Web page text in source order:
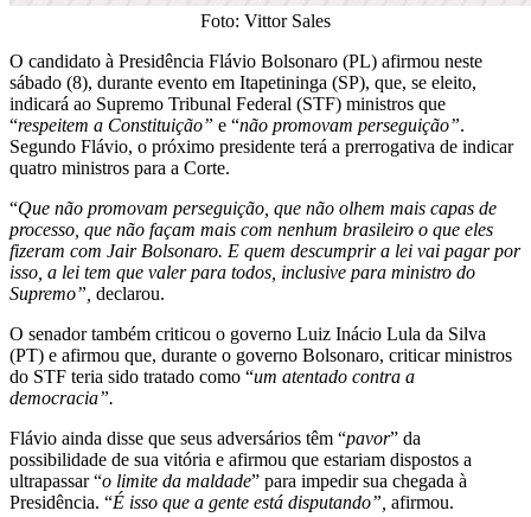
Foto: Vittor Sales
O candidato à Presidência Flávio Bolsonaro (PL) afirmou neste
sábado (8), durante evento em Itapetininga (SP), que, se eleito,
indicará ao Supremo Tribunal Federal (STF) ministros que
“respeitem a Constituição” e “não promovam perseguição”.
Segundo Flávio, o próximo presidente terá a prerrogativa de indicar
quatro ministros para a Corte.
“Que não promovam perseguição, que não olhem mais capas de
processo, que não façam mais com nenhum brasileiro o que eles
fizeram com Jair Bolsonaro. E quem descumprir a lei vai pagar por
isso, a lei tem que valer para todos, inclusive para ministro do
Supremo”, declarou.
O senador também criticou o governo Luiz Inácio Lula da Silva
(PT) e afirmou que, durante o governo Bolsonaro, criticar ministros
do STF teria sido tratado como “um atentado contra a
democracia”.
Flávio ainda disse que seus adversários têm “pavor” da
possibilidade de sua vitória e afirmou que estariam dispostos a
ultrapassar “o limite da maldade” para impedir sua chegada à
Presidência. “É isso que a gente está disputando”, afirmou.